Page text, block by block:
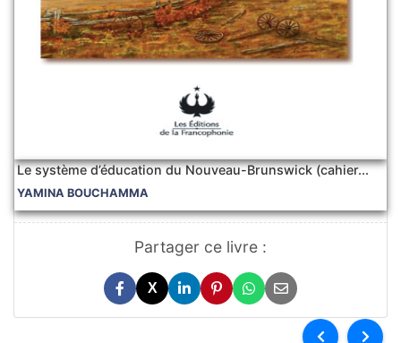
Le système d’éducation du Nouveau-Brunswick (cahier...
YAMINA BOUCHAMMA
Partager ce livre :
X